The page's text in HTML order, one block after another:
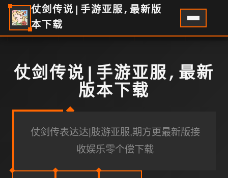
仗剑传说|手游亚服,最新版
本下载
仗剑传说|手游亚服,最新
版本下载
仗剑传表达达|肢游亚服,期方更最新版接
收娱乐零个偿下载